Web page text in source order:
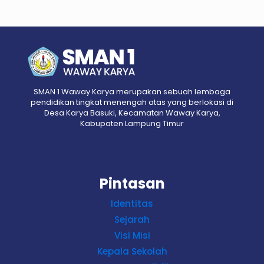
SMAN 1 Waway Karya merupakan sebuah lembaga
pendidikan tingkat menengah atas yang berlokasi di
Desa Karya Basuki, Kecamatan Waway Karya,
Kabupaten Lampung Timur
Pintasan
Identitas
Sejarah
Visi Misi
Kepala Sekolah